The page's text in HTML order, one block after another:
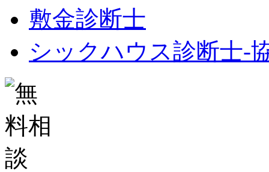
敷金診断士
シックハウス診断士-